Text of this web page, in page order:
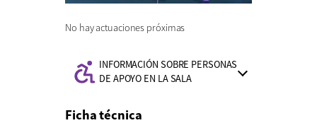
No hay actuaciones próximas
Información
accesibilidad:
INFORMACIÓN SOBRE PERSONAS
DE APOYO EN LA SALA
Ficha técnica